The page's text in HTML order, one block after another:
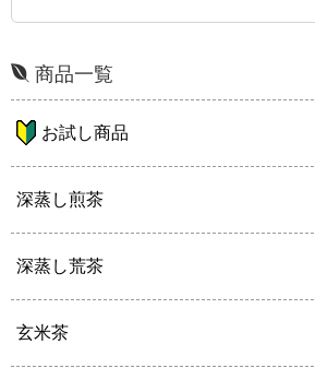
商品一覧
お試し商品
深蒸し煎茶
深蒸し荒茶
玄米茶